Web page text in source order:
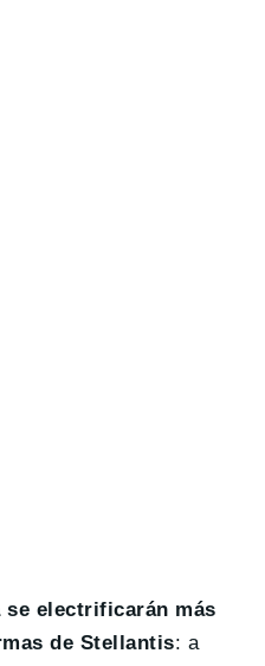
se electrificarán más
de Stellantis: a